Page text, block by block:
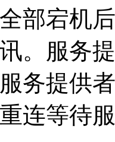
部宕机
。服务
务提供
连等待